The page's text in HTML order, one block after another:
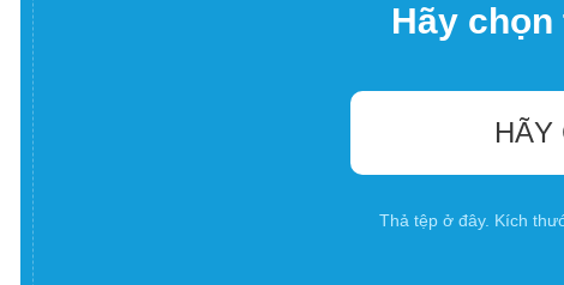
Hãy
HÃY
Thả tệp ở đây. Kích